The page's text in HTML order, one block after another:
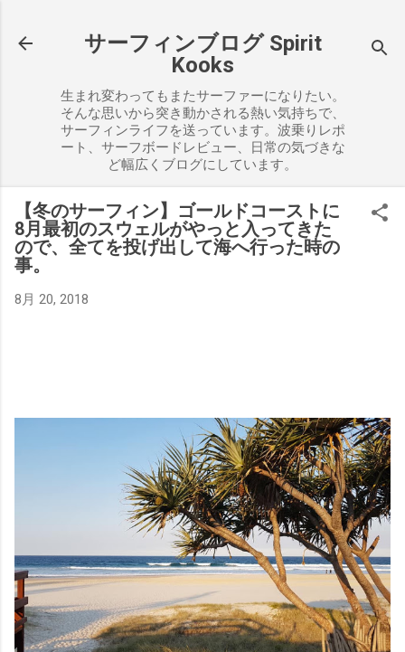
サーフィンブログ Spirit
Kooks
生まれ変わってもまたサーファーになりたい。
そんな思いから突き動かされる熱い気持ちで、
サーフィンライフを送っています。波乗りレポ
ート、サーフボードレビュー、日常の気づきな
ど幅広くブログにしています。
【冬のサーフィン】ゴールドコーストに
8月最初のスウェルがやっと入ってきた
ので、全てを投げ出して海へ行った時の
事。
8月 20, 2018